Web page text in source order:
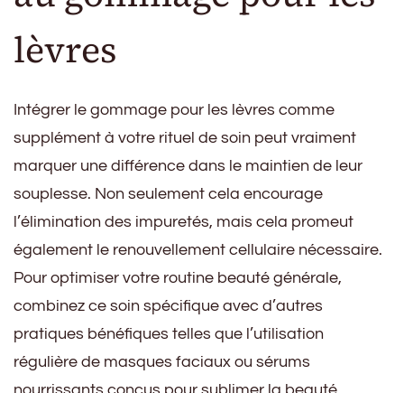
lèvres
Intégrer le gommage pour les lèvres comme
supplément à votre rituel de soin peut vraiment
marquer une différence dans le maintien de leur
souplesse. Non seulement cela encourage
l’élimination des impuretés, mais cela promeut
également le renouvellement cellulaire nécessaire.
Pour optimiser votre routine beauté générale,
combinez ce soin spécifique avec d’autres
pratiques bénéfiques telles que l’utilisation
régulière de masques faciaux ou sérums